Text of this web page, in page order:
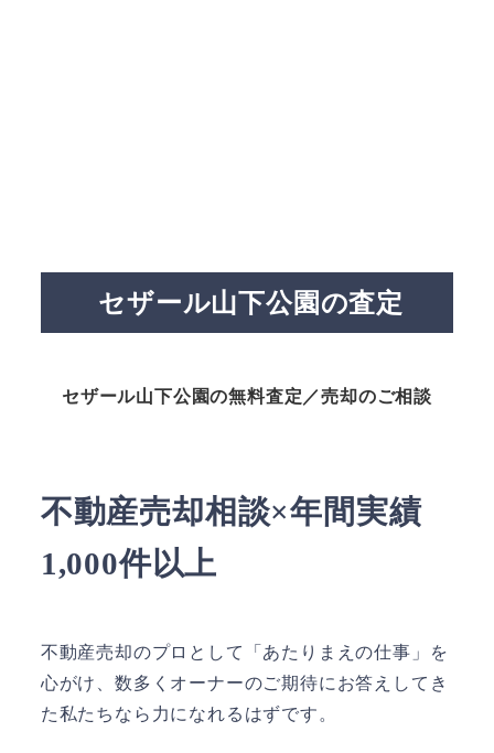
セザール山下公園の査定
セザール山下公園の無料査定／売却のご相談
不動産売却相談×年間実績
1,000件以上
不動産売却のプロとして「あたりまえの仕事」を
心がけ、数多くオーナーのご期待にお答えしてき
た私たちなら力になれるはずです。